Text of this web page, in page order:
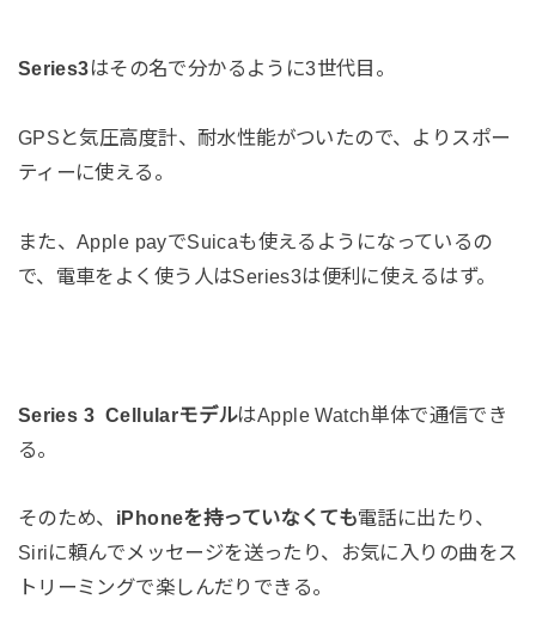
Series3はその名で分かるように3世代目。
GPSと気圧高度計、耐水性能がついたので、よりスポー
ティーに使える。
また、Apple payでSuicaも使えるようになっているの
で、電車をよく使う人はSeries3は便利に使えるはず。
Series 3 CellularモデルはApple Watch単体で通信でき
る。
そのため、 iPhoneを持っていなくても電話に出たり、
Siriに頼んでメッセージを送ったり、お気に入りの曲をス
トリーミングで楽しんだりできる。